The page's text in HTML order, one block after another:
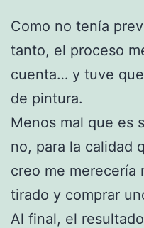
Como no tenía
tanto, el proceso
cuenta… y tuve
de pintura.
Menos mal que es
no, para la calidad
creo me merecería
tirado y comprar
Al final, el